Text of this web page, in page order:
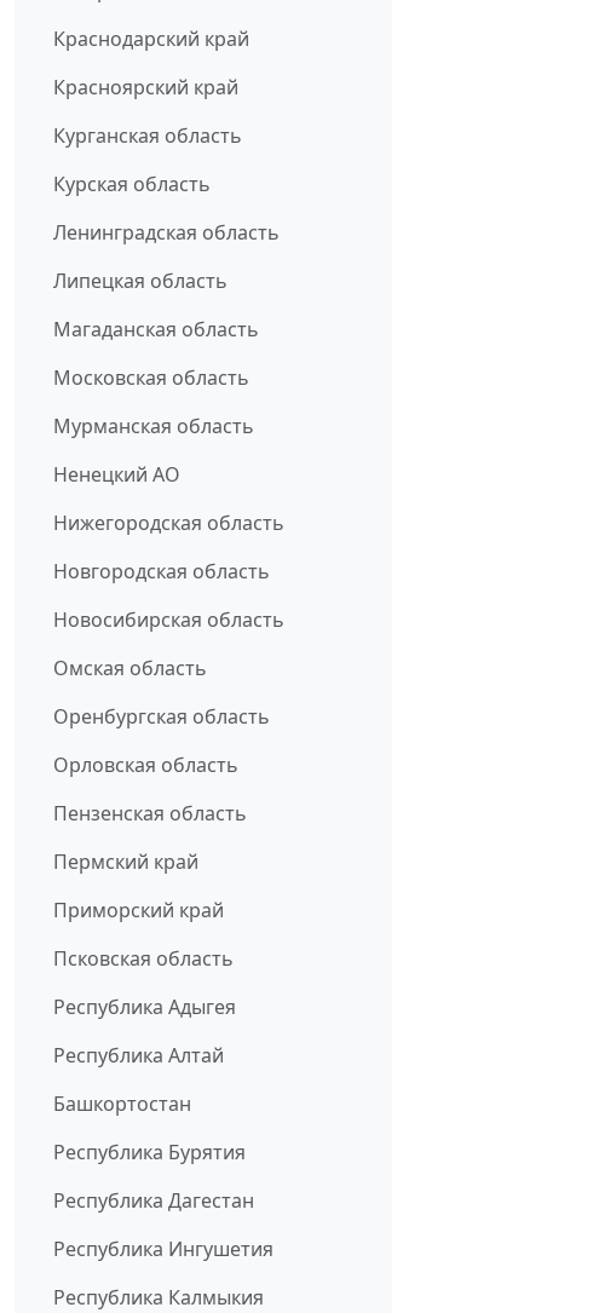
Краснодарский край
Красноярский край
Курганская область
Курская область
Ленинградская область
Липецкая область
Магаданская область
Московская область
Мурманская область
Ненецкий АО
Нижегородская область
Новгородская область
Новосибирская область
Омская область
Оренбургская область
Орловская область
Пензенская область
Пермский край
Приморский край
Псковская область
Республика Адыгея
Республика Алтай
Башкортостан
Республика Бурятия
Республика Дагестан
Республика Ингушетия
Республика Калмыкия